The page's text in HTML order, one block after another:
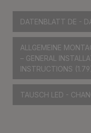
DATENBLATT DE -
ALLGEMEINE
– GENERAL
INSTRUCTIONS
TAUSCH LED -